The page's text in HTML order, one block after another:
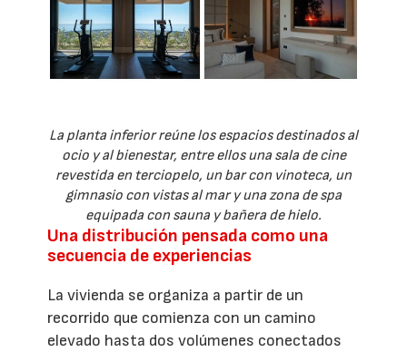
La planta inferior reúne los espacios destinados al
ocio y al bienestar, entre ellos una sala de cine
revestida en terciopelo, un bar con vinoteca, un
gimnasio con vistas al mar y una zona de spa
equipada con sauna y bañera de hielo.
Una distribución pensada como una
secuencia de experiencias
La vivienda se organiza a partir de un
recorrido que comienza con un camino
elevado hasta dos volúmenes conectados